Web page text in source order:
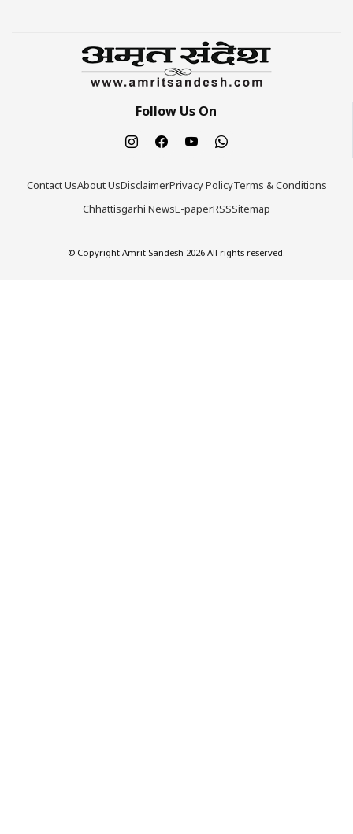
Follow Us On
Contact UsAbout UsDisclaimerPrivacy PolicyTerms & Conditions
Chhattisgarhi NewsE-paperRSSSitemap
© Copyright Amrit Sandesh 2026 All rights reserved.